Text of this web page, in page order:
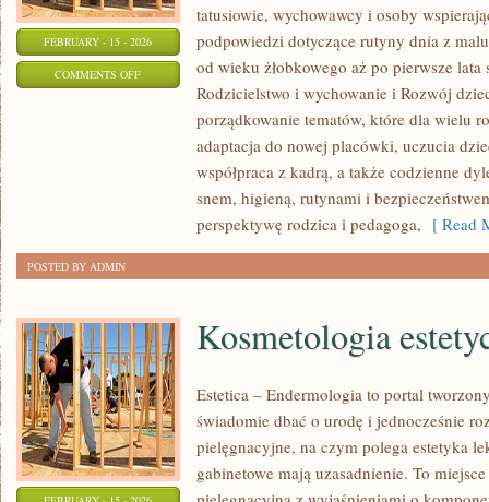
FEBRUARY - 15 - 2026
COMMENTS OFFON
PSYCHOLOGICZNA
tatusiowie, wychowawcy i osoby
podpowiedzi dotyczące rutyny dnia z
od wieku żłobkowego aż po pierwsze lata
Rodzicielstwo i wychowanie i Rozwój
porządkowanie tematów, które dla wielu
adaptacja do nowej placówki, uczucia
współpraca z kadrą, a także codzienne
snem, higieną, rutynami i
perspektywę rodzica i pedagoga, [ Read
POSTED BY ADMIN
Kosmetologia
Estetica – Endermologia to portal
świadomie dbać o urodę i jednocześnie
pielęgnacyjne, na czym polega estetyka
gabinetowe mają uzasadnienie. To